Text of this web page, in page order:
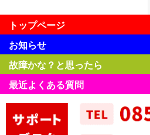
トップページ
お知らせ
故障かな？と思ったら
最近よくある質問